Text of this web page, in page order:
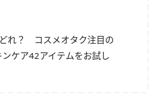
れ？ コスメオタク注目の
ケア42アイテムをお試し